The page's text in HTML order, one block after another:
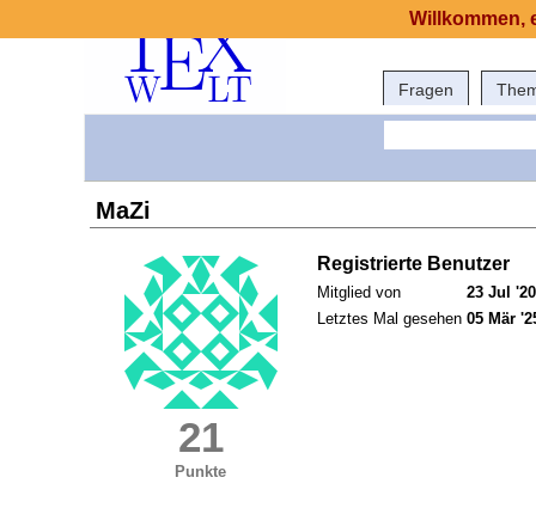
Fragen
MaZi
21
Punkte
Registrierte Benutzer
Mitglied von
23 Jul
Letztes Mal gesehen 05 Mär
Willkommen,